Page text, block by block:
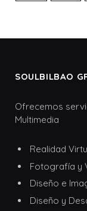
SOULBILBAO
Ofrecemos
Multimedia
Realidad
Fotografía y
Diseño e
Diseño y